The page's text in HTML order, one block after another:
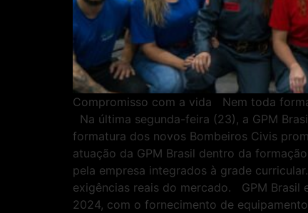
Compromisso com a vida Nem toda
Na última segunda-feira (23), a GPM
formatura dos novos Bombeiros Civis
atuação da GPM Brasil dentro da
pela empresa integrados à grade
exigências reais do mercado. GPM Brasil
2024, com o fornecimento de